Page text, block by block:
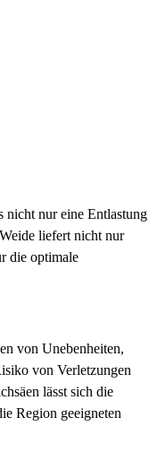
nicht nur eine Entlastung
liefert nicht nur
die optimale
von Unebenheiten,
von Verletzungen
lässt sich die
Region geeigneten